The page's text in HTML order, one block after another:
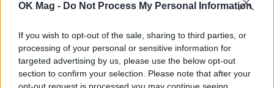
OK Mag - Do Not Process My Personal Information
If you wish to opt-out of the sale, sharing to third parties, or
processing of your personal or sensitive information for
targeted advertising by us, please use the below opt-out
section to confirm your selection. Please note that after your